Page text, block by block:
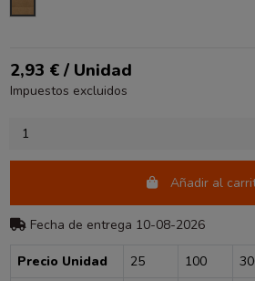
2,93 € / Unidad
Impuestos excluidos
Añadir al
Fecha de entrega 10-08-2026
Precio Unidad 25 100